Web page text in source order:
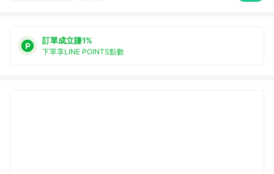
訂單成立賺1%
下單享LINE POINTS點數